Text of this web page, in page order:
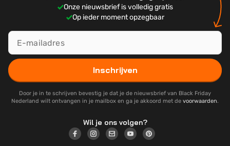
Onze nieuwsbrief is volledig gratis
Op ieder moment opzegbaar
Inschrijven
Door je in te schrijven bevestig je dat je de nieuwsbrief van Black Friday
Nederland wilt ontvangen in je mailbox en ga je akkoord met de voorwaarden.
Wil je ons volgen?